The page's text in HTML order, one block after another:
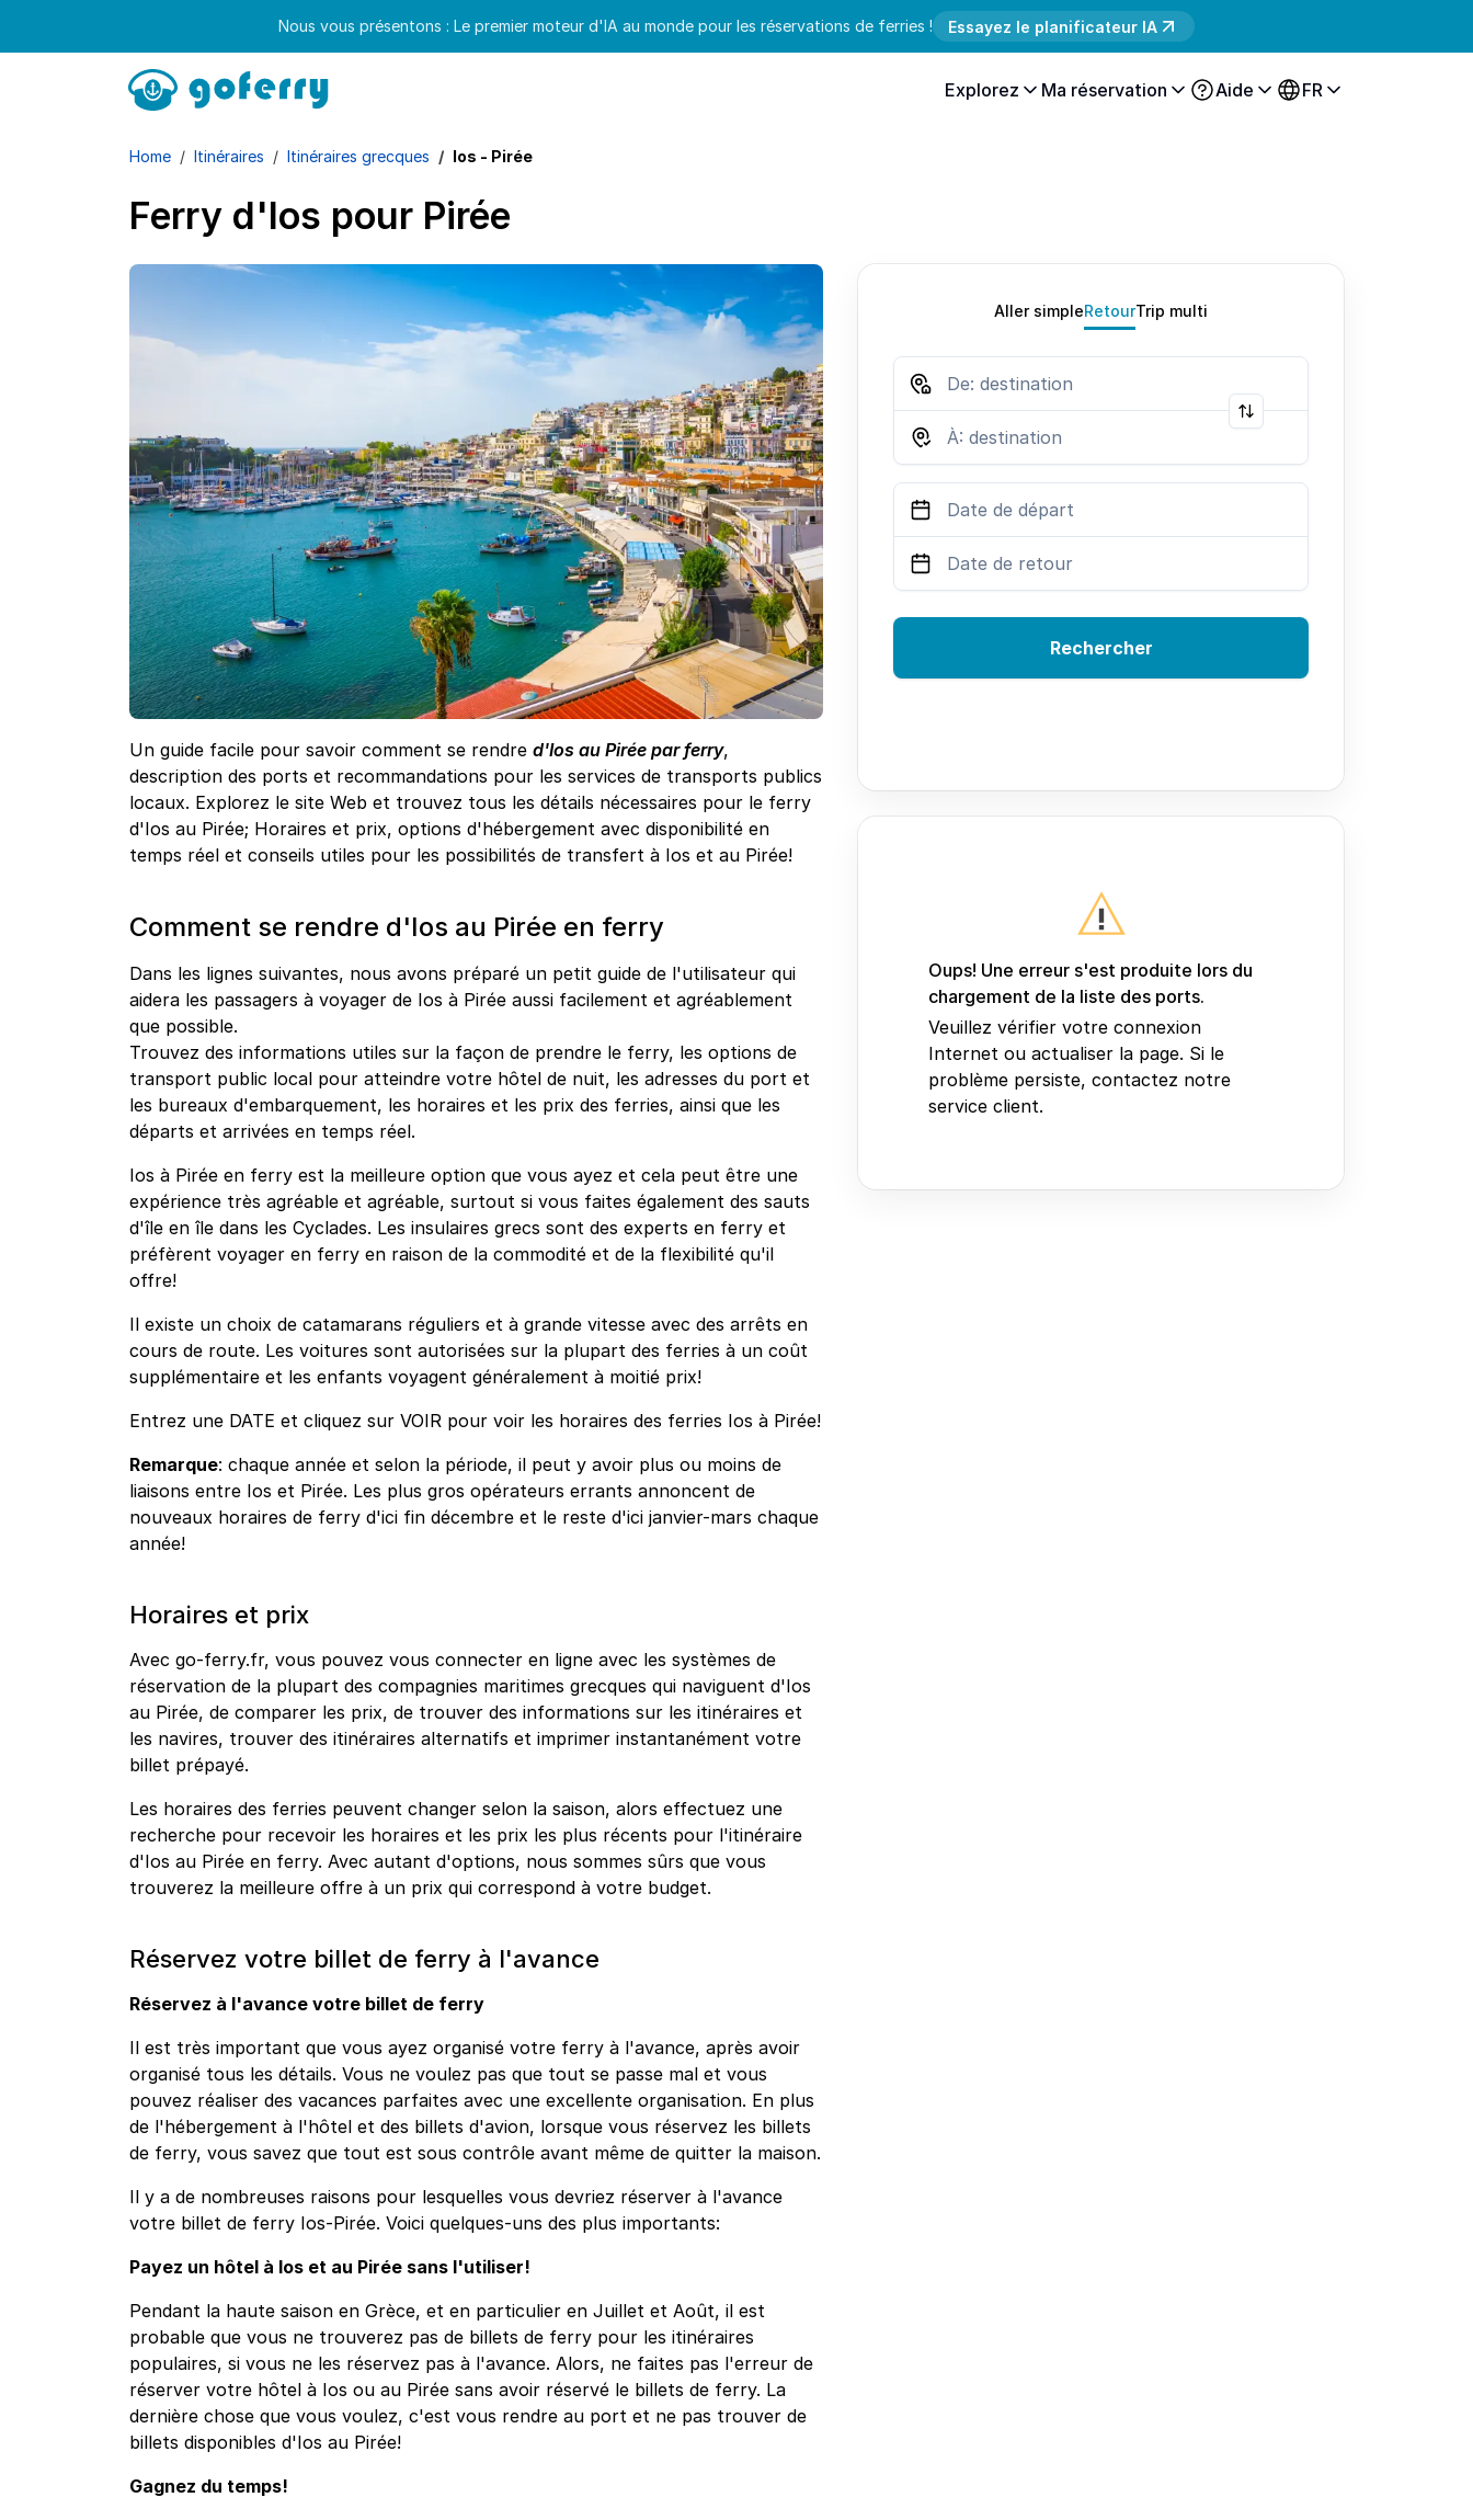
Nous vous présentons : Le premier moteur d'IA au monde pour les réservations de ferries ! Essayez le planificateur IA
Explorez Ma réservation Aide FR
Home Itinéraires Itinéraires grecques Ios - Pirée
Ferry d'Ios pour Pirée
Un guide facile pour savoir comment se rendre d'Ios au Pirée par ferry,
description des ports et recommandations pour les services de transports publics
locaux. Explorez le site Web et trouvez tous les détails nécessaires pour le ferry
d'Ios au Pirée; Horaires et prix, options d'hébergement avec disponibilité en
temps réel et conseils utiles pour les possibilités de transfert à Ios et au Pirée!
Comment se rendre d'Ios au Pirée en ferry
Dans les lignes suivantes, nous avons préparé un petit guide de l'utilisateur qui
aidera les passagers à voyager de Ios à Pirée aussi facilement et agréablement
que possible.
Trouvez des informations utiles sur la façon de prendre le ferry, les options de
transport public local pour atteindre votre hôtel de nuit, les adresses du port et
les bureaux d'embarquement, les horaires et les prix des ferries, ainsi que les
départs et arrivées en temps réel.
Ios à Pirée en ferry est la meilleure option que vous ayez et cela peut être une
expérience très agréable et agréable, surtout si vous faites également des sauts
d'île en île dans les Cyclades. Les insulaires grecs sont des experts en ferry et
préfèrent voyager en ferry en raison de la commodité et de la flexibilité qu'il
offre!
Il existe un choix de catamarans réguliers et à grande vitesse avec des arrêts en
cours de route. Les voitures sont autorisées sur la plupart des ferries à un coût
supplémentaire et les enfants voyagent généralement à moitié prix!
Entrez une DATE et cliquez sur VOIR pour voir les horaires des ferries Ios à Pirée!
Remarque: chaque année et selon la période, il peut y avoir plus ou moins de
liaisons entre Ios et Pirée. Les plus gros opérateurs errants annoncent de
nouveaux horaires de ferry d'ici fin décembre et le reste d'ici janvier-mars chaque
année!
Horaires et prix
Avec go-ferry.fr, vous pouvez vous connecter en ligne avec les systèmes de
réservation de la plupart des compagnies maritimes grecques qui naviguent d'Ios
au Pirée, de comparer les prix, de trouver des informations sur les itinéraires et
les navires, trouver des itinéraires alternatifs et imprimer instantanément votre
billet prépayé.
Les horaires des ferries peuvent changer selon la saison, alors effectuez une
recherche pour recevoir les horaires et les prix les plus récents pour l'itinéraire
d'Ios au Pirée en ferry. Avec autant d'options, nous sommes sûrs que vous
trouverez la meilleure offre à un prix qui correspond à votre budget.
Réservez votre billet de ferry à l'avance
Réservez à l'avance votre billet de ferry
Il est très important que vous ayez organisé votre ferry à l'avance, après avoir
organisé tous les détails. Vous ne voulez pas que tout se passe mal et vous
pouvez réaliser des vacances parfaites avec une excellente organisation. En plus
de l'hébergement à l'hôtel et des billets d'avion, lorsque vous réservez les billets
de ferry, vous savez que tout est sous contrôle avant même de quitter la maison.
Il y a de nombreuses raisons pour lesquelles vous devriez réserver à l'avance
votre billet de ferry Ios-Pirée. Voici quelques-uns des plus importants:
Payez un hôtel à Ios et au Pirée sans l'utiliser!
Pendant la haute saison en Grèce, et en particulier en Juillet et Août, il est
probable que vous ne trouverez pas de billets de ferry pour les itinéraires
populaires, si vous ne les réservez pas à l'avance. Alors, ne faites pas l'erreur de
réserver votre hôtel à Ios ou au Pirée sans avoir réservé le billets de ferry. La
dernière chose que vous voulez, c'est vous rendre au port et ne pas trouver de
billets disponibles d'Ios au Pirée!
Gagnez du temps!
Aller simpleRetourTrip multi
Rechercher
Oups! Une erreur s'est produite lors du
chargement de la liste des ports.
Veuillez vérifier votre connexion
Internet ou actualiser la page. Si le
problème persiste, contactez notre
service client.